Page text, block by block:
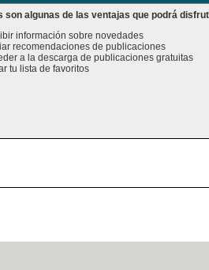
son algunas de las ventajas que podrá
información sobre novedades
recomendaciones de publicaciones
a la descarga de publicaciones gratuitas